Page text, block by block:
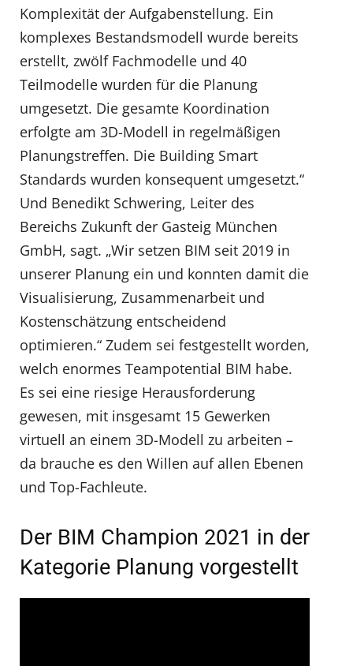
Komplexität der Aufgabenstellung. Ein
komplexes Bestandsmodell wurde bereits
erstellt, zwölf Fachmodelle und 40
Teilmodelle wurden für die Planung
umgesetzt. Die gesamte Koordination
erfolgte am 3D-Modell in regelmäßigen
Planungstreffen. Die Building Smart
Standards wurden konsequent umgesetzt.“
Und Benedikt Schwering, Leiter des
Bereichs Zukunft der Gasteig München
GmbH, sagt. „Wir setzen BIM seit 2019 in
unserer Planung ein und konnten damit die
Visualisierung, Zusammenarbeit und
Kostenschätzung entscheidend
optimieren.“ Zudem sei festgestellt worden,
welch enormes Teampotential BIM habe.
Es sei eine riesige Herausforderung
gewesen, mit insgesamt 15 Gewerken
virtuell an einem 3D-Modell zu arbeiten –
da brauche es den Willen auf allen Ebenen
und Top-Fachleute.
Der BIM Champion 2021 in der
Kategorie Planung vorgestellt